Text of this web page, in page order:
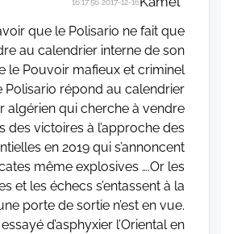
2017-12-16 16:17:56
que le Polisario ne fait que
au calendrier interne de son
le Pouvoir mafieux et criminel
Polisario répond au calendrier
algérien qui cherche à vendre
des victoires à l’approche des
en 2019 qui s’annoncent
même explosives ….Or les
et les échecs s’entassent à la
porte de sortie n’est en vue.
d’asphyxier l’Oriental en